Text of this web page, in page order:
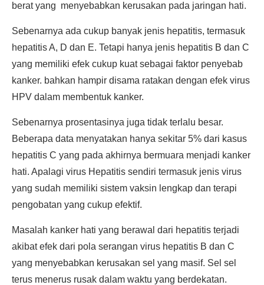
berat yang menyebabkan kerusakan pada jaringan hati.
Sebenarnya ada cukup banyak jenis hepatitis, termasuk
hepatitis A, D dan E. Tetapi hanya jenis hepatitis B dan C
yang memiliki efek cukup kuat sebagai faktor penyebab
kanker. bahkan hampir disama ratakan dengan efek virus
HPV dalam membentuk kanker.
Sebenarnya prosentasinya juga tidak terlalu besar.
Beberapa data menyatakan hanya sekitar 5% dari kasus
hepatitis C yang pada akhirnya bermuara menjadi kanker
hati. Apalagi virus Hepatitis sendiri termasuk jenis virus
yang sudah memiliki sistem vaksin lengkap dan terapi
pengobatan yang cukup efektif.
Masalah kanker hati yang berawal dari hepatitis terjadi
akibat efek dari pola serangan virus hepatitis B dan C
yang menyebabkan kerusakan sel yang masif. Sel sel
terus menerus rusak dalam waktu yang berdekatan.